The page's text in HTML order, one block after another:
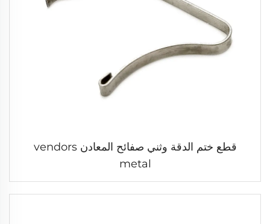
قطع ختم الدقة وثني صفائح المعادن vendors
metal